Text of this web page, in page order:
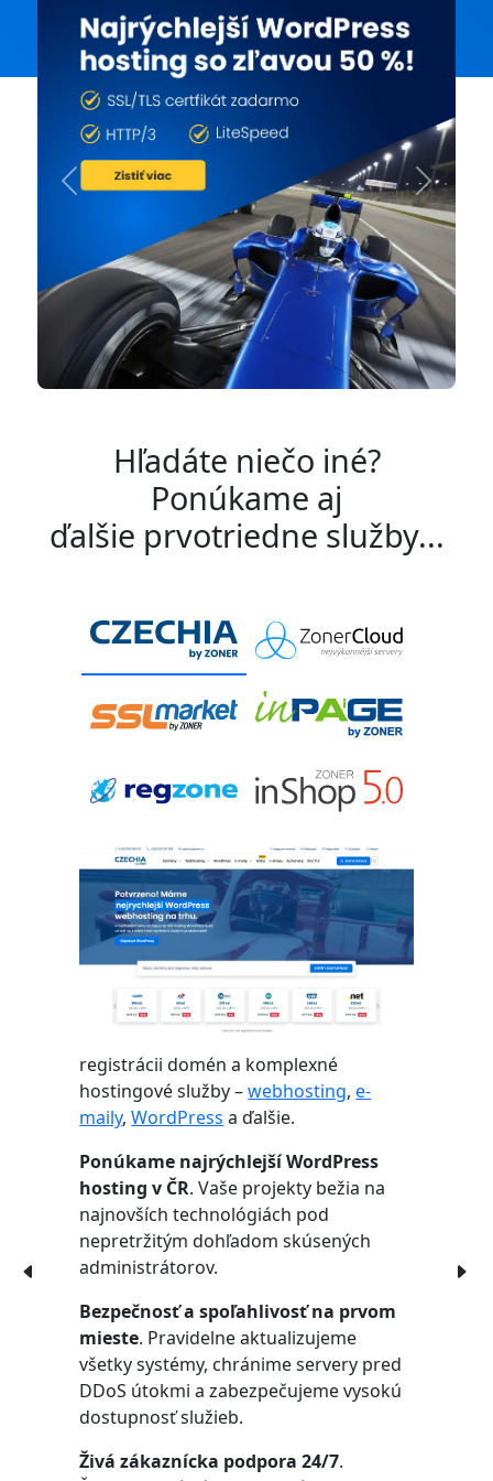
Previous Next
Hľadáte niečo iné?
Ponúkame aj
ďalšie prvotriedne služby...
registrácii domén a komplexné
hostingové služby –webhosting,e-
maily,WordPress a ďalšie.
Ponúkame najrýchlejší WordPress
hosting v ČR. Vaše projekty bežia na
najnovších technológiách pod
nepretržitým dohľadom skúsených
administrátorov.
Bezpečnosť a spoľahlivosť na prvom
mieste. Pravidelne aktualizujeme
všetky systémy, chránime servery pred
DDoS útokmi a zabezpečujeme vysokú
dostupnosť služieb.
Živá zákaznícka podpora 24/7.